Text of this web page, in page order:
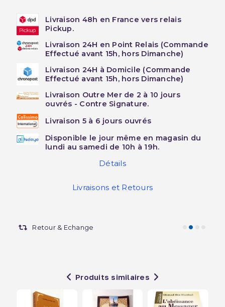
Livraison 48h en France vers relais
Pickup.
Livraison 24H en Point Relais (Commande
Effectué avant 15h, hors Dimanche)
Livraison 24H à Domicile (Commande
Effectué avant 15h, hors Dimanche)
Livraison Outre Mer de 2 à 10 jours
ouvrés - Contre Signature.
Livraison 5 à 6 jours ouvrés
Disponible le jour même en magasin du
lundi au samedi de 10h à 19h.
Détails
Livraisons et Retours
Retour & Echange
Produits similaires